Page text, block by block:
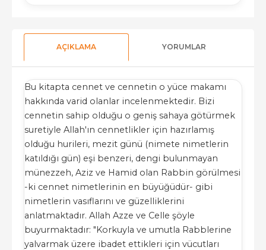
AÇIKLAMA YORUMLAR
Bu kitapta cennet ve cennetin o yüce makamı
hakkında varid olanlar incelenmektedir. Bizi
cennetin sahip olduğu o geniş sahaya götürmek
suretiyle Allah'ın cennetlikler için hazırlamış
olduğu hurileri, mezit günü (nimete nimetlerin
katıldığı gün) eşi benzeri, dengi bulunmayan
münezzeh, Aziz ve Hamid olan Rabbin görülmesi
-ki cennet nimetlerinin en büyüğüdür- gibi
nimetlerin vasıflarını ve güzelliklerini
anlatmaktadır. Allah Azze ve Celle şöyle
buyurmaktadır: "Korkuyla ve umutla Rabblerine
yalvarmak üzere ibadet ettikleri için vücutları